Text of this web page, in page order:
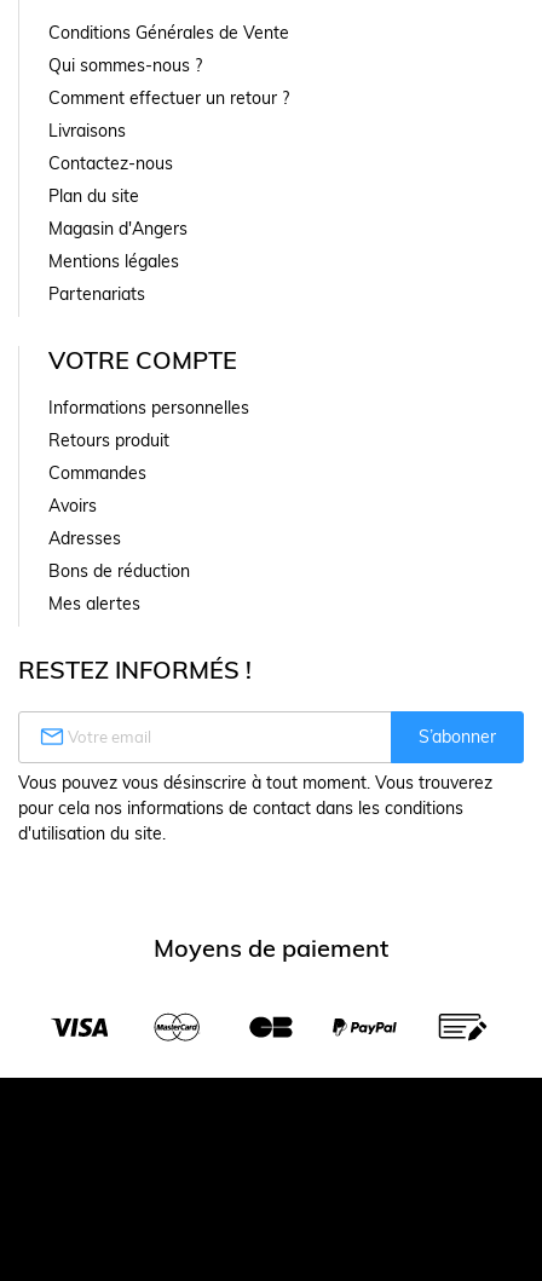
Conditions Générales de Vente
Qui sommes-nous ?
Comment effectuer un retour ?
Livraisons
Contactez-nous
Plan du site
Magasin d'Angers
Mentions légales
Partenariats
VOTRE COMPTE
Informations personnelles
Retours produit
Commandes
Avoirs
Adresses
Bons de réduction
Mes alertes
RESTEZ INFORMÉS !
 S’abonner
Vous pouvez vous désinscrire à tout moment. Vous trouverez
pour cela nos informations de contact dans les conditions
d'utilisation du site.
Moyens de paiement